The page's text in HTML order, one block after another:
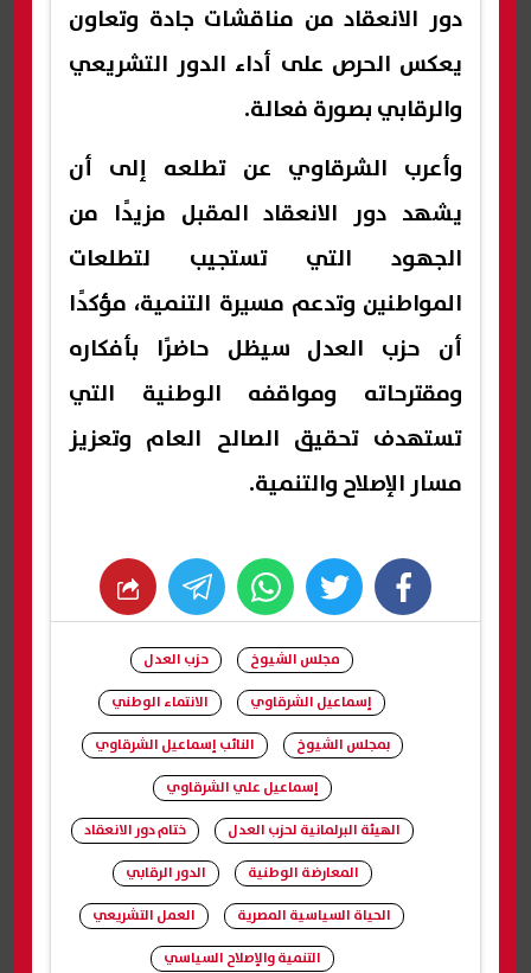
دور الانعقاد من مناقشات جادة وتعاون
يعكس الحرص على أداء الدور التشريعي
والرقابي بصورة فعالة.
وأعرب الشرقاوي عن تطلعه إلى أن
يشهد دور الانعقاد المقبل مزيدًا من
الجهود التي تستجيب لتطلعات
المواطنين وتدعم مسيرة التنمية، مؤكدًا
أن حزب العدل سيظل حاضرًا بأفكاره
ومقترحاته ومواقفه الوطنية التي
تستهدف تحقيق الصالح العام وتعزيز
مسار الإصلاح والتنمية.
facebook
twitter
whats
مجلس الشيوخ
حزب العدل
إسماعيل الشرقاوي
الانتماء الوطني
بمجلس الشيوخ
النائب إسماعيل الشرقاوي
إسماعيل علي الشرقاوي
الهيئة البرلمانية لحزب العدل
ختام دور الانعقاد
المعارضة الوطنية
الدور الرقابي
الحياة السياسية المصرية
العمل التشريعي
التنمية والإصلاح السياسي